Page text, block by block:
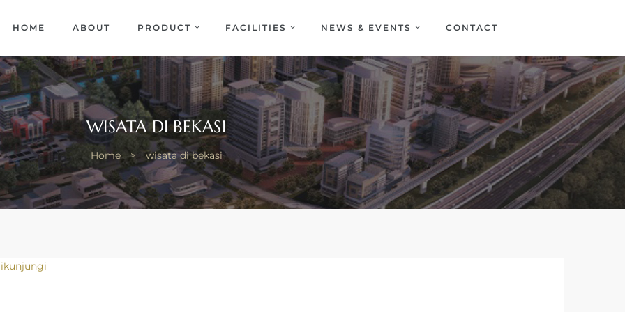
HOME ABOUT PRODUCT FACILITIES NEWS & EVENTS CONTACT
WISATA DI BEKASI
Home > wisata di bekasi